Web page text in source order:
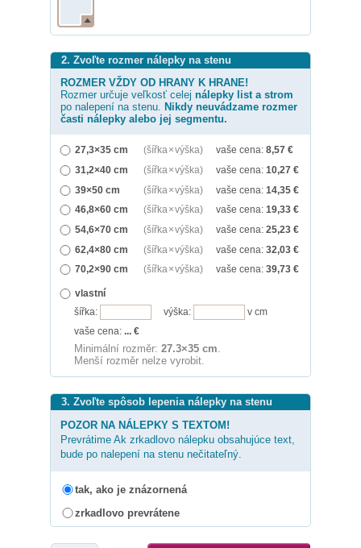
2. Zvoľte rozmer nálepky na stenu
ROZMER VŽDY OD HRANY K HRANE!
Rozmer určuje veľkosť celej nálepky list a strom
po nalepení na stenu. Nikdy neuvádzame rozmer
časti nálepky alebo jej segmentu.
27,3×35 cm (šířka × výška) vaše cena: 8,57 €
31,2×40 cm
(šířka × výška) vaše cena: 10,27 €
39×50 cm
(šířka × výška) vaše cena: 14,35 €
46,8×60 cm
(šířka × výška) vaše cena: 19,33 €
54,6×70 cm
(šířka × výška) vaše cena: 25,23 €
62,4×80 cm
(šířka × výška) vaše cena: 32,03 €
70,2×90 cm
(šířka × výška) vaše cena: 39,73 €
vlastní
šířka:
výška:
v cm
vaše cena: ... €
Minimální rozměr: 27.3×35 cm.
Menší rozměr nelze vyrobit.
3. Zvoľte spôsob lepenia nálepky na stenu
POZOR NA NÁLEPKY S TEXTOM!
Prevrátime Ak zrkadlovo nálepku obsahujúce text,
bude po nalepení na stenu nečitateľný.
tak, ako je znázornená
zrkadlovo prevrátene